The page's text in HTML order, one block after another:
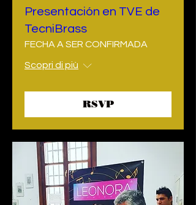
Presentación en TVE de
TecniBrass
FECHA A SER CONFIRMADA
Scopri di più
RSVP